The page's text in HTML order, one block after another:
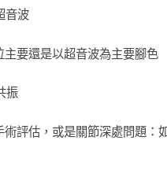
音波
主要還是以超音波為主要腳色
振
術評估，或是關節深處問題：